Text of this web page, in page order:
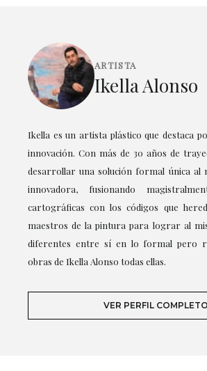
ARTISTA
Ikella Alonso
Ikella es un artista plástico que destaca
innovación. Con más de 30 años de
desarrollar una solución formal única al
innovadora, fusionando
cartográficas con los códigos que
maestros de la pintura para lograr al
diferentes entre sí en lo formal pero
obras de Ikella Alonso todas ellas.
VER PERFIL COMPLETO